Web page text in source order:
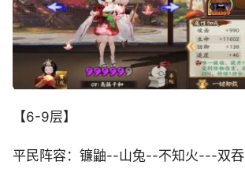
【6-9层】
平民阵容：镰鼬--山兔--不知火---双吞